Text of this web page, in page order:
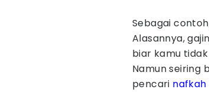
Sebagai
Alasannya,
biar kamu
Namun seiring
pencari nafkah